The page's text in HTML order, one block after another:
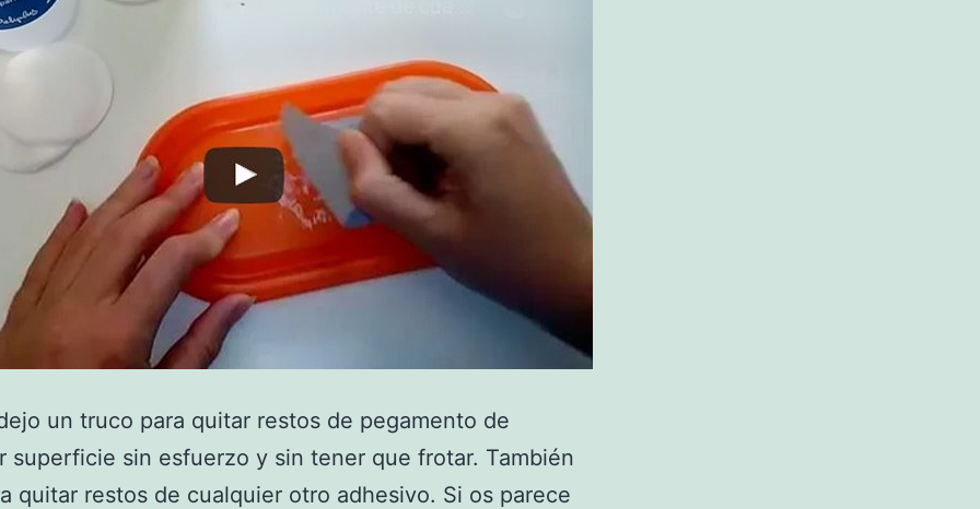
un truco para quitar restos de pegamento de
superficie sin esfuerzo y sin tener que frotar. También
quitar restos de cualquier otro adhesivo. Si os parece